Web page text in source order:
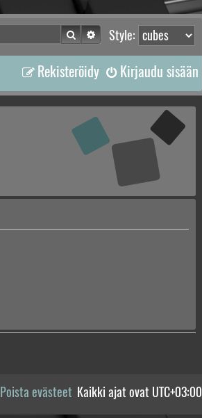
Style:
Etsi Tarkennettu haku
Kirjaudu sisään
Rekisteröidy
Kaikki ajat ovat UTC+03:00
Poista evästeet